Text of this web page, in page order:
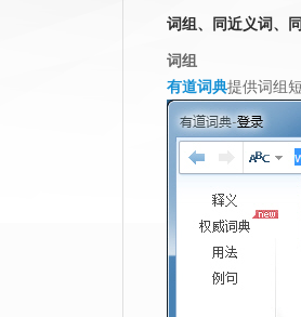
词组、同近义词、
词组
有道词典提供词组